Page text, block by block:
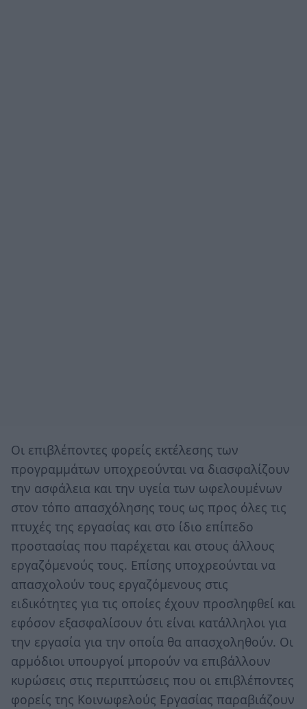
Οι επιβλέποντες φορείς εκτέλεσης των
προγραμμάτων υποχρεούνται να διασφαλίζουν
την ασφάλεια και την υγεία των ωφελουμένων
στον τόπο απασχόλησης τους ως προς όλες τις
πτυχές της εργασίας και στο ίδιο επίπεδο
προστασίας που παρέχεται και στους άλλους
εργαζόμενούς τους. Επίσης υποχρεούνται να
απασχολούν τους εργαζόμενους στις
ειδικότητες για τις οποίες έχουν προσληφθεί και
εφόσον εξασφαλίσουν ότι είναι κατάλληλοι για
την εργασία για την οποία θα απασχοληθούν. Οι
αρμόδιοι υπουργοί μπορούν να επιβάλλουν
κυρώσεις στις περιπτώσεις που οι επιβλέποντες
φορείς της Κοινωφελούς Εργασίας παραβιάζουν